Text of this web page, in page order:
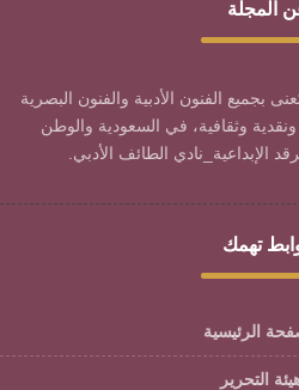
المجلة
بجميع الفنون الأدبية والفنون البصرية
وثقافية، في السعودية والوطن
الإبداعية_نادي الطائف الأدبي.
تهمك
الرئيسية
التحرير